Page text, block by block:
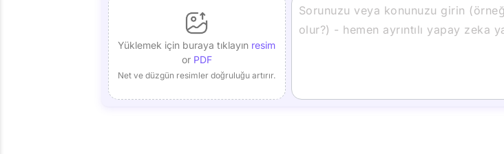
Yüklemek için buraya tıklayın resim
or PDF
Net ve düzgün resimler doğruluğu artırır.